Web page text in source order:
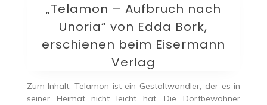
„Telamon – Aufbruch nach
Unoria“ von Edda Bork,
erschienen beim Eisermann
Verlag
Zum Inhalt: Telamon ist ein Gestaltwandler, der es in
seiner Heimat nicht leicht hat. Die Dorfbewohner